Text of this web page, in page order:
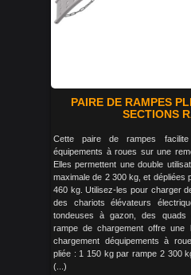
PAIRE DE RAMPES
SECTIONS
Cette paire de rampes
équipements à roues sur une
Elles permettent une double
maximale de 2 300 kg, et dépliées
460 kg. Utilisez-les pour charger
des chariots élévateurs
tondeuses à gazon, des quads
rampe de chargement offre
chargement déquipements à
pliée : 1 150 kg par rampe 2 300
(...)